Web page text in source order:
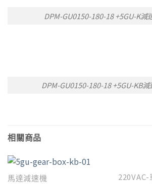
DPM-GU0150-180-18 +5GU-K減
DPM-GU0150-180-18 +5GU-KB
相關商品
馬達減速機 220VAC-